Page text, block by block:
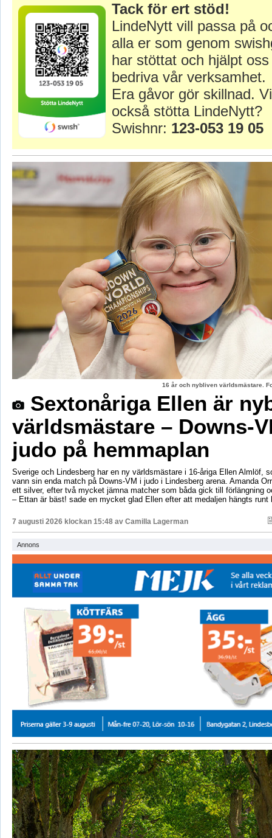
Tack för ert stöd!
LindeNytt vill passa på
alla er som genom
har stöttat och hjälpt
bedriva vår verksamhet.
Era gåvor gör skillnad.
också stötta LindeNytt?
Swishnr: 123-053 19 05
16 år och nybliven världsmästare.
Sextonåriga Ellen är
världsmästare – Downs-
judo på hemmaplan
Sverige och Lindesberg har en ny världsmästare i 16-åriga Ellen Almlöf,
vann sin enda match på Downs-VM i judo i Lindesberg arena. Amanda
ett silver, efter två mycket jämna matcher som båda gick till förlängning
– Ettan är bäst! sade en mycket glad Ellen efter att medaljen hängts runt
7 augusti 2026 klockan 15:48 av Camilla Lagerman
Annons